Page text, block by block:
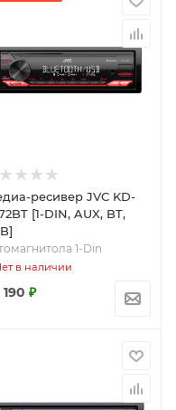
ресивер JVC KD-
[1-DIN, AUX, BT,
1-Din
в наличии
190 ₽